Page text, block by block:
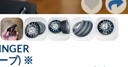
プ) ※